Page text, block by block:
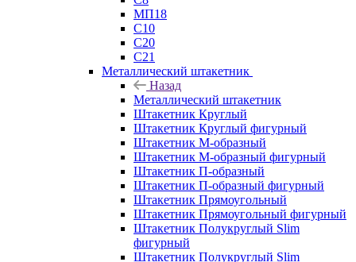
МП18
С10
С20
С21
Металлический штакетник
Назад
Металлический штакетник
Штакетник Круглый
Штакетник Круглый фигурный
Штакетник М-образный
Штакетник М-образный фигурный
Штакетник П-образный
Штакетник П-образный фигурный
Штакетник Прямоугольный
Штакетник Прямоугольный фигурный
Штакетник Полукруглый Slim
фигурный
Штакетник Полукруглый Slim